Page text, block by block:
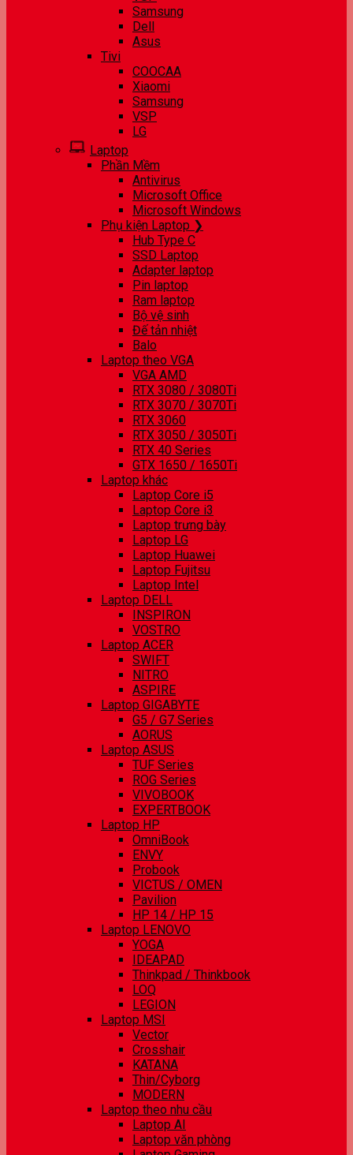
Samsung
Dell
Asus
Tivi
COOCAA
Xiaomi
Samsung
VSP
LG
Laptop
Phần Mềm
Antivirus
Microsoft Office
Microsoft Windows
Phụ kiện Laptop ❯
Hub Type C
SSD Laptop
Adapter laptop
Pin laptop
Ram laptop
Bộ vệ sinh
Đế tản nhiệt
Balo
Laptop theo VGA
VGA AMD
RTX 3080 / 3080Ti
RTX 3070 / 3070Ti
RTX 3060
RTX 3050 / 3050Ti
RTX 40 Series
GTX 1650 / 1650Ti
Laptop khác
Laptop Core i5
Laptop Core i3
Laptop trưng bày
Laptop LG
Laptop Huawei
Laptop Fujitsu
Laptop Intel
Laptop DELL
INSPIRON
VOSTRO
Laptop ACER
SWIFT
NITRO
ASPIRE
Laptop GIGABYTE
G5 / G7 Series
AORUS
Laptop ASUS
TUF Series
ROG Series
VIVOBOOK
EXPERTBOOK
Laptop HP
OmniBook
ENVY
Probook
VICTUS / OMEN
Pavilion
HP 14 / HP 15
Laptop LENOVO
YOGA
IDEAPAD
Thinkpad / Thinkbook
LOQ
LEGION
Laptop MSI
Vector
Crosshair
KATANA
Thin/Cyborg
MODERN
Laptop theo nhu cầu
Laptop AI
Laptop văn phòng